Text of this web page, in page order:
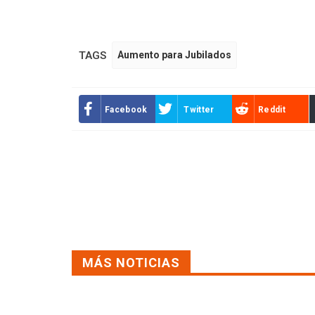
TAGS Aumento para Jubilados
Facebook Twitter Reddit
MÁS NOTICIAS